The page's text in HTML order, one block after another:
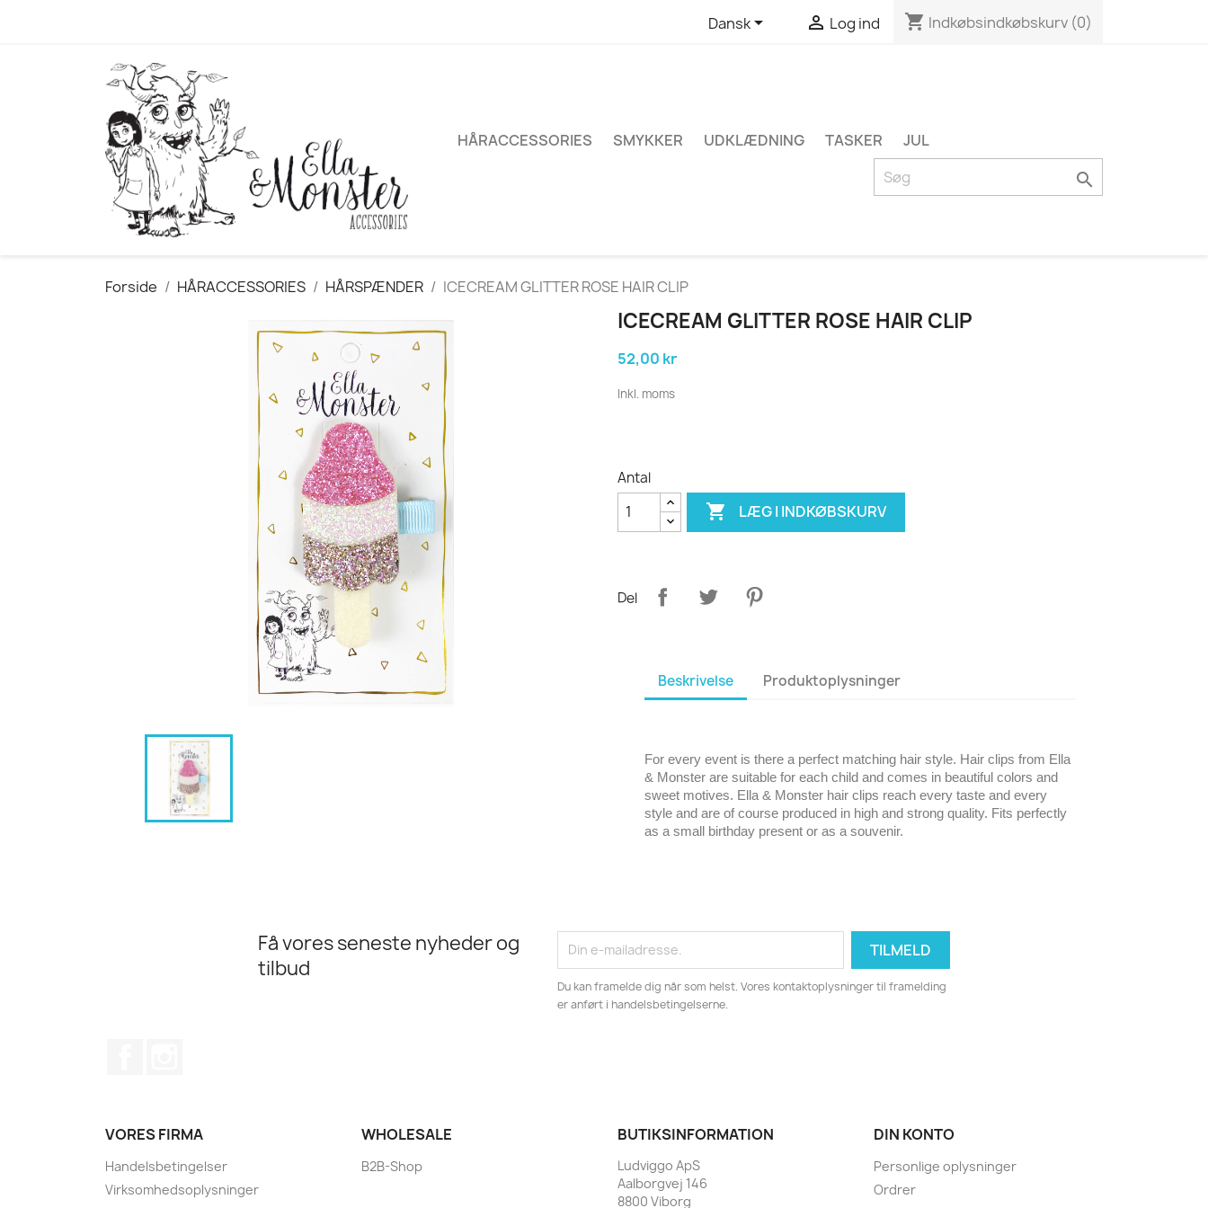
Dansk  Log ind shopping_cart Indkøbsindkøbskurv (0)
HÅRACCESSORIES SMYKKER UDKLÆDNING TASKER JUL

Forside HÅRACCESSORIES HÅRSPÆNDER ICECREAM GLITTER ROSE HAIR CLIP
ICECREAM GLITTER ROSE HAIR CLIP
52,00 kr
Inkl. moms
Antal
 LÆG I INDKØBSKURV
Del
Beskrivelse Produktoplysninger
For every event is there a perfect matching hair style. Hair clips from Ella
& Monster are suitable for each child and comes in beautiful colors and
sweet motives. Ella & Monster hair clips reach every taste and every
style and are of course produced in high and strong quality. Fits perfectly
as a small birthday present or as a souvenir.
Få vores seneste nyheder og
tilbud
Du kan framelde dig når som helst. Vores kontaktoplysninger til framelding
er anført i handelsbetingelserne.
VORES FIRMA
Handelsbetingelser
Virksomhedsoplysninger
WHOLESALE
B2B-Shop
BUTIKSINFORMATION
Ludviggo ApS
Aalborgvej 146
8800 Viborg
DIN KONTO
Personlige oplysninger
Ordrer